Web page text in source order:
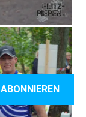
ABONNIEREN